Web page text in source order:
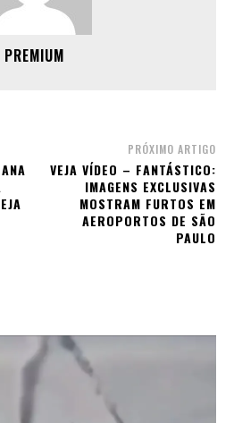
PREMIUM
PRÓXIMO ARTIGO
VEJA VÍDEO – FANTÁSTICO:
IMAGENS EXCLUSIVAS
MOSTRAM FURTOS EM
AEROPORTOS DE SÃO
PAULO